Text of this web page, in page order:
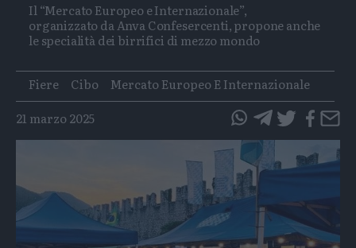
Il “Mercato Europeo e Internazionale”,
organizzato da Anva Confesercenti, propone anche
le specialità dei birrifici di mezzo mondo
Tags
Fiere Cibo
Mercato Europeo E Internazionale
21 marzo 2025
questo
articolo
su
Whatsapp
questo
articolo
su
Telegram